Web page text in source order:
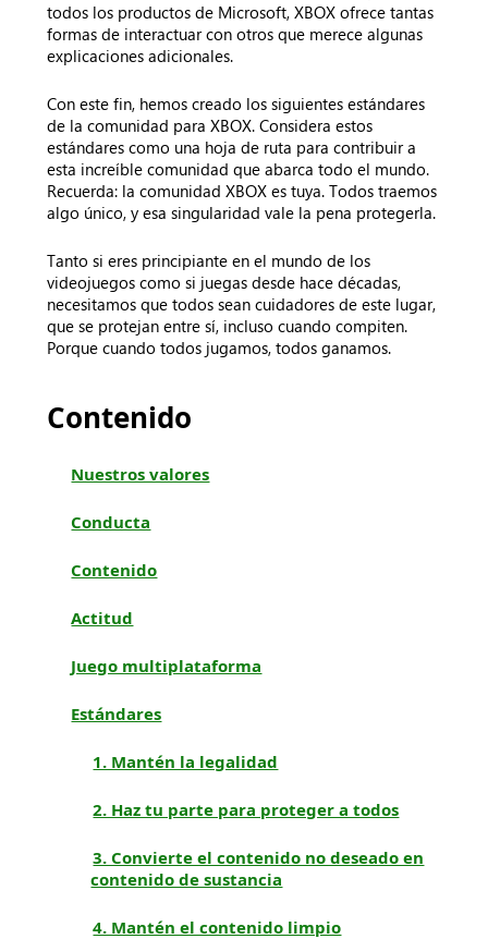
todos los productos de Microsoft, XBOX ofrece tantas
formas de interactuar con otros que merece algunas
explicaciones adicionales.
Con este fin, hemos creado los siguientes estándares
de la comunidad para XBOX. Considera estos
estándares como una hoja de ruta para contribuir a
esta increíble comunidad que abarca todo el mundo.
Recuerda: la comunidad XBOX es tuya. Todos traemos
algo único, y esa singularidad vale la pena protegerla.
Tanto si eres principiante en el mundo de los
videojuegos como si juegas desde hace décadas,
necesitamos que todos sean cuidadores de este lugar,
que se protejan entre sí, incluso cuando compiten.
Porque cuando todos jugamos, todos ganamos.
Contenido
Nuestros valores
Conducta
Contenido
Actitud
Juego multiplataforma
Estándares
1. Mantén la legalidad
2. Haz tu parte para proteger a todos
3. Convierte el contenido no deseado en
contenido de sustancia
4. Mantén el contenido limpio